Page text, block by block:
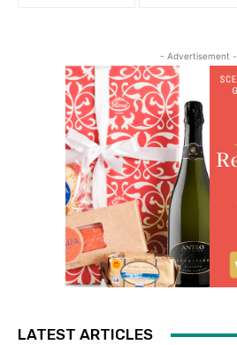
- Advertisement -
LATEST ARTICLES